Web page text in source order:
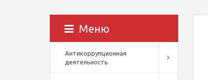
Меню
Антикоррупционная
деятельность